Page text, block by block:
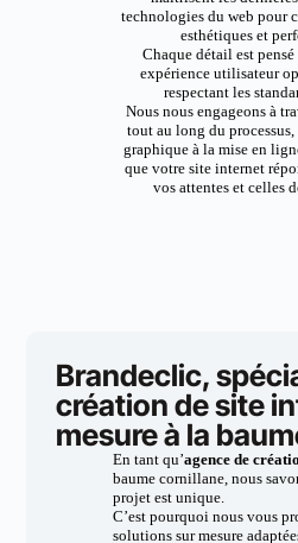
technologies du web pour
esthétiques et
Chaque détail est
expérience utilisateur
respectant les
Nous nous engageons à
tout au long du
graphique à la mise en
que votre site internet
vos attentes et celles
Brandeclic,
création de site
mesure à la
En tant qu’agence de
baume cornillane, nous
projet est unique.
C’est pourquoi nous vous
solutions sur mesure